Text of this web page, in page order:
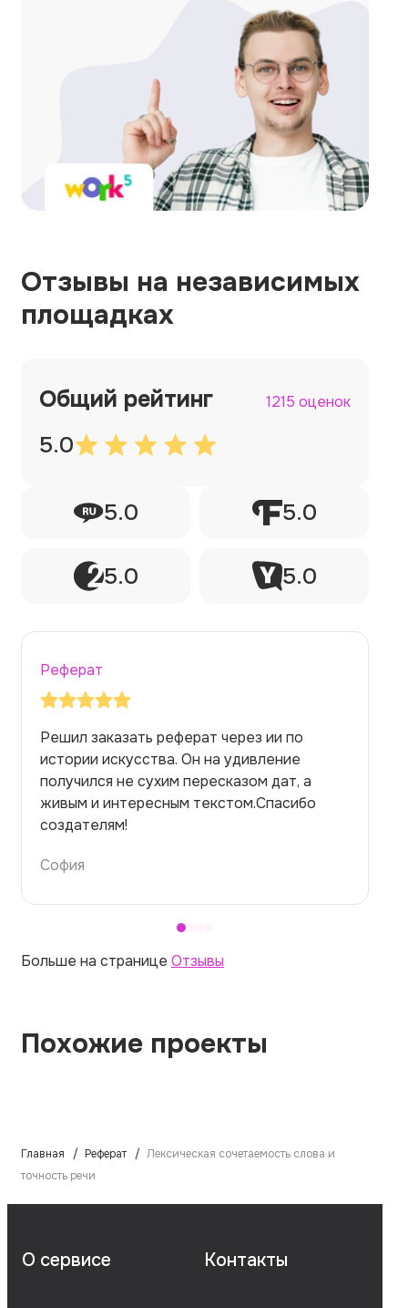
Отзывы на независимых
площадках
Общий рейтинг 1215 оценок
5.0
5.0 5.0
5.0 5.0
Реферат
Заказывала реферат с помощью нейросети
на медицинскую тему. Ожидала худшего,
но справилась. Термины использовала
правильно. Для быстрого ознакомления с
темой — идеально.
Алина
Больше на странице Отзывы
Похожие проекты
Главная Реферат
Лексическая сочетаемость слова и
точность речи
О сервисе Контакты